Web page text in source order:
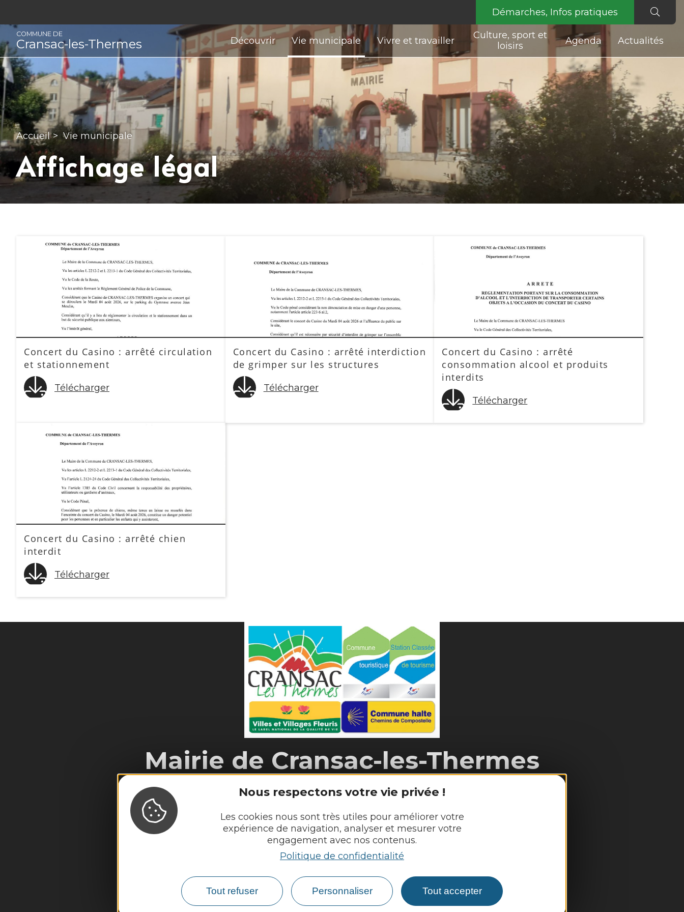
Nous respectons votre vie privée !
Les cookies nous sont très utiles pour améliorer votre
expérience de navigation, analyser et mesurer votre
engagement avec nos contenus.
Politique de confidentialité
Tout refuser Personnaliser Tout accepter
COMMUNE DE
Cransac-les-Thermes
Démarches, Infos pratiques
Découvrir Vie municipale Vivre et travailler
Culture, sport et
loisirs
Agenda Actualités
Accueil > Vie municipale
Affichage légal
Concert du Casino : arrêté circulation
et stationnement
Télécharger
Concert du Casino : arrêté interdiction
de grimper sur les structures
Télécharger
Concert du Casino : arrêté
consommation alcool et produits
interdits
Télécharger
Concert du Casino : arrêté chien
interdit
Télécharger
Mairie de Cransac-les-Thermes
28 place de l'Hôtel de Ville
Tél. : 05 65 63 03 55
Horaires d'ouverture au public :
Du lundi au jeudi : 8h00 - 12h00 et 13h30 - 17h30
Nous contacter Météo